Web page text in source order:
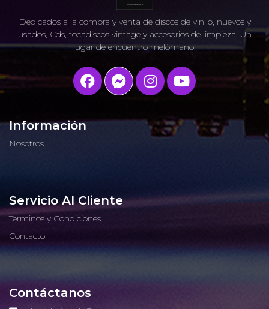
Dedicados a la compra y venta de discos de vinilo, nuevos y
usados, Cds, tocadiscos vintage y accesorios de limpieza. Un
lugar de encuentro melómano.
Información
Nosotros
Servicio Al Cliente
Terminos y Condiciones
Contacto
Contáctanos